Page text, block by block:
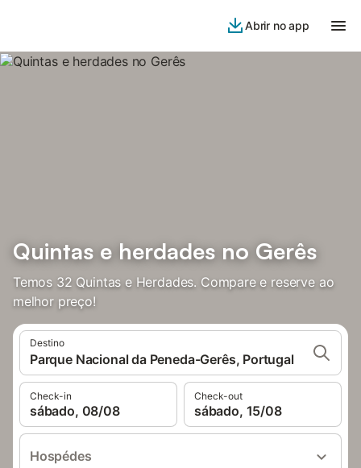
Abrir no app
Quintas e herdades no Gerês
Temos 32 Quintas e Herdades. Compare e reserve ao
melhor preço!
Destino
Parque Nacional da Peneda-Gerês, Portugal
Check-in
sábado, 08/08
Check-out
sábado, 15/08
Hospédes